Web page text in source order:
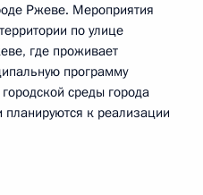
Ржеве. Мероприятия
по улице
где проживает
программу
среды города
к реализации